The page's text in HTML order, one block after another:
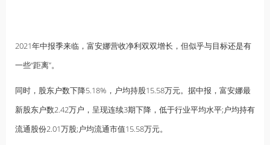
2021年中报季来临，富安娜营收净利双双增长，但似乎与目标还是有
一些“距离”。
同时，股东户数下降5.18%，户均持股15.58万元。据中报，富安娜最
新股东户数2.42万户，呈现连续3期下降，低于行业平均水平;户均持有
流通股份2.01万股;户均流通市值15.58万元。